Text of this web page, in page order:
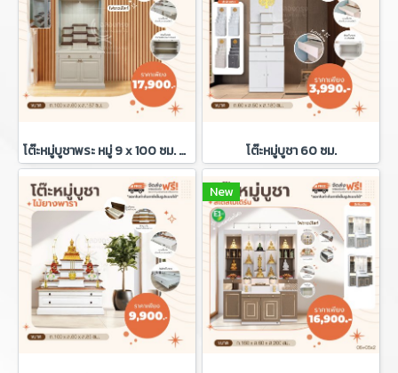
โต๊ะหมู่บูชาพระ หมู่ 9 x 100 ซม. + กระจกครอบ+ไฟดาวน์ไลท์ โต๊ะหมู่บูชา 60 ซม.
New